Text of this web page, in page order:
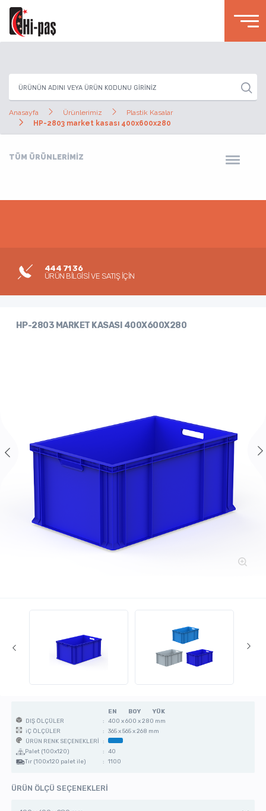
Anasayfa Ürünlerimiz
Plastik Kasalar
HP-2803 market kasası 400x600x280
TÜM ÜRÜNLERİMİZ
444 71 36
ÜRÜN BİLGİSİ VE SATIŞ İÇİN
HP-2803 MARKET KASASI 400X600X280
EN BOY
YÜK
DIŞ ÖLÇÜLER
: 400 x 600 x 280 mm
iÇ ÖLÇÜLER
: 365 x 565 x 268 mm
ÜRÜN RENK SEÇENEKLERİ :
Palet (100x120)
: 40
Tır (100x120 palet ile)
: 1100
ÜRÜN ÖLÇÜ SEÇENEKLERİ